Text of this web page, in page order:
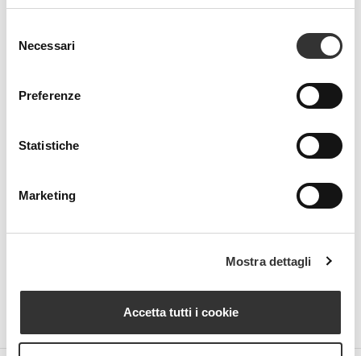
delNecessari
Preferenze
Statistiche
Marketing
Mostra dettagli
Accetta tutti i cookie
Strada della Pace, 29, Mezzani
Parma | Italy